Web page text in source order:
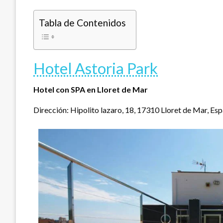
Tabla de Contenidos
Hotel Astoria Park
Hotel con SPA en Lloret de Mar
Dirección: Hipolito lazaro, 18, 17310 Lloret de Mar,